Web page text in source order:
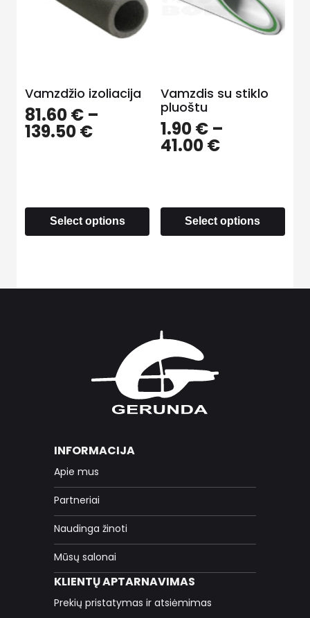
Vamzdžio izoliacija
81.60€ –
139.50€
Select options
Vamzdis su stiklo
pluoštu
1.90€–
41.00€
Select options
INFORMACIJA
Apie mus
Partneriai
Naudinga žinoti
Mūsų salonai
KLIENTŲ APTARNAVIMAS
Prekių pristatymas ir atsiėmimas